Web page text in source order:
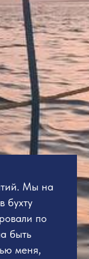
Мы на
бухту
по
быть
меня,